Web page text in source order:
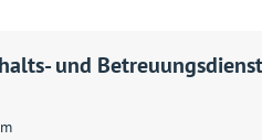
und